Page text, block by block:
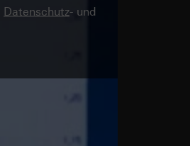
Datenschutz- und